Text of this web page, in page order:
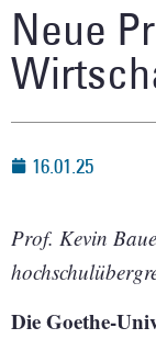
Neue
16.01.25
Prof. Kevin
Die Goethe-